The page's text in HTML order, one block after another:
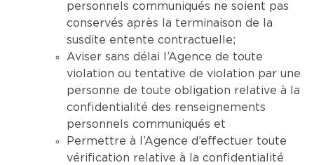
personnels communiqués ne soient pas
conservés après la terminaison de la
susdite entente contractuelle;
Aviser sans délai l’Agence de toute
violation ou tentative de violation par une
personne de toute obligation relative à la
confidentialité des renseignements
personnels communiqués et
Permettre à l’Agence d’effectuer toute
vérification relative à la confidentialité